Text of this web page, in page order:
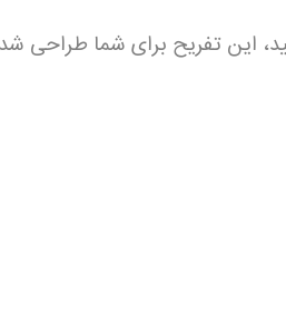
این تفریح برای شما طراحی